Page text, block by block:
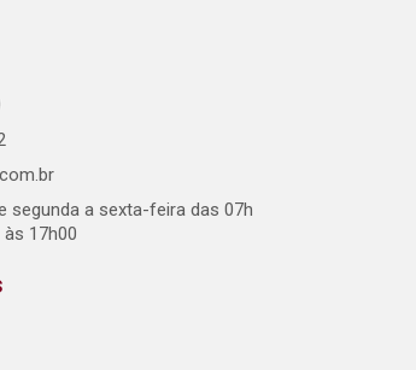
segunda a sexta-feira das 07h
17h00